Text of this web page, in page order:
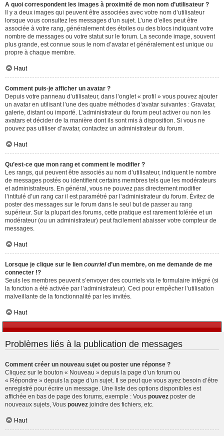
A quoi correspondent les images à proximité de mon nom d’utilisateur ?
Il y a deux images qui peuvent être associées avec votre nom d’utilisateur
lorsque vous consultez les messages d’un sujet. L’une d’elles peut être
associée à votre rang, généralement des étoiles ou des blocs indiquant votre
nombre de messages ou votre statut sur le forum. La seconde image, souvent
plus grande, est connue sous le nom d’avatar et généralement est unique ou
propre à chaque membre.
Haut
Comment puis-je afficher un avatar ?
Depuis votre panneau d’utilisateur, dans l’onglet « profil » vous pouvez ajouter
un avatar en utilisant l’une des quatre méthodes d’avatar suivantes : Gravatar,
galerie, distant ou importé. L’administrateur du forum peut activer ou non les
avatars et décider de la manière dont ils sont mis à disposition. Si vous ne
pouvez pas utiliser d’avatar, contactez un administrateur du forum.
Haut
Qu’est-ce que mon rang et comment le modifier ?
Les rangs, qui peuvent être associés au nom d’utilisateur, indiquent le nombre
de messages postés ou identifient certains membres tels que les modérateurs
et administrateurs. En général, vous ne pouvez pas directement modifier
l’intitulé d’un rang car il est paramétré par l’administrateur du forum. Évitez de
poster des messages sur le forum dans le seul but de passer au rang
supérieur. Sur la plupart des forums, cette pratique est rarement tolérée et un
modérateur (ou un administrateur) peut facilement abaisser votre compteur de
messages.
Haut
Lorsque je clique sur le lien courrield’un membre, on me demande de me
connecter !?
Seuls les membres peuvent s’envoyer des courriels via le formulaire intégré (si
la fonction a été activée par l’administrateur). Ceci pour empêcher l’utilisation
malveillante de la fonctionnalité par les invités.
Haut
Problèmes liés à la publication de messages
Comment créer un nouveau sujet ou poster une réponse ?
Cliquez sur le bouton « Nouveau » depuis la page d’un forum ou
« Répondre » depuis la page d’un sujet. Il se peut que vous ayez besoin d’être
enregistré pour écrire un message. Une liste des options disponibles est
affichée en bas de page des forums, exemple : Vous pouvez poster de
nouveaux sujets, Vous pouvez joindre des fichiers, etc.
Haut